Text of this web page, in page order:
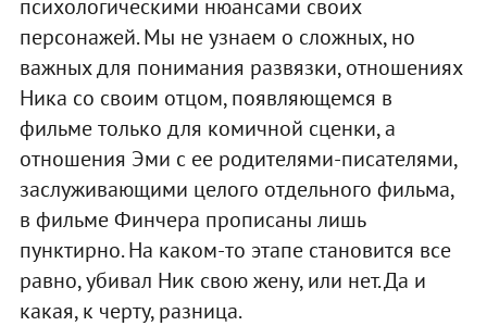
психологическими нюансами своих
персонажей. Мы не узнаем о сложных, но
важных для понимания развязки, отношениях
Ника со своим отцом, появляющемся в
фильме только для комичной сценки, а
отношения Эми с ее родителями-писателями,
заслуживающими целого отдельного фильма,
в фильме Финчера прописаны лишь
пунктирно. На каком-то этапе становится все
равно, убивал Ник свою жену, или нет. Да и
какая, к черту, разница.